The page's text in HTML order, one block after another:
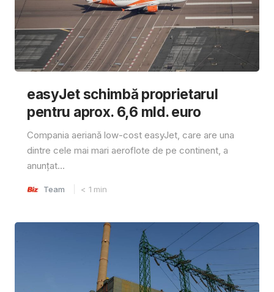
easyJet schimbă proprietarul
pentru aprox. 6,6 mld. euro
Compania aeriană low-cost easyJet, care are una
dintre cele mai mari aeroflote de pe continent, a
anunțat...
Team < 1 min